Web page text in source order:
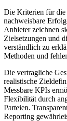
Die Kriterien für die
nachweisbare
Anbieter zeichnen
Zielsetzungen und
verständlich zu
Methoden und
Die vertragliche
realistische
Messbare KPIs
Flexibilität durch
Parteien.
Reporting